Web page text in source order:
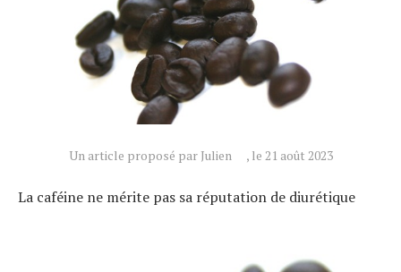
Un article proposé par Julien , le 21 août 2023
La caféine ne mérite pas sa réputation de diurétique